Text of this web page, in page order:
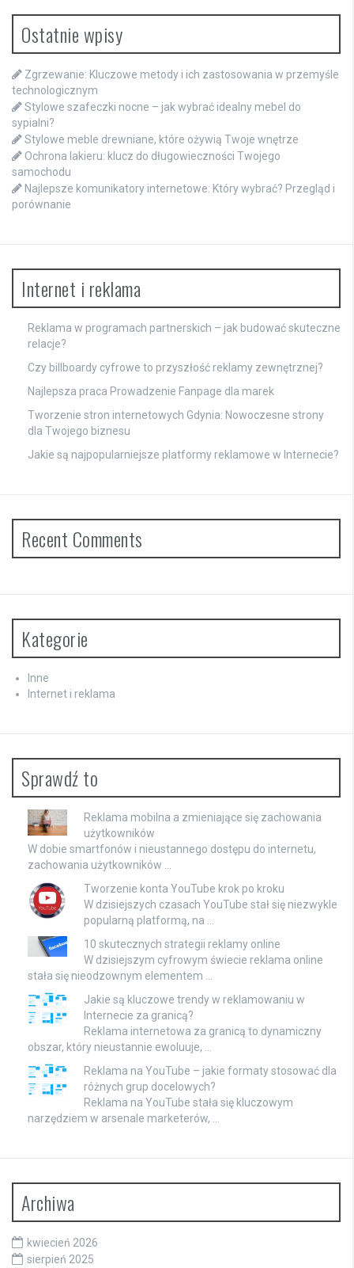
Ostatnie wpisy
Zgrzewanie: Kluczowe metody i ich zastosowania w przemyśle
technologicznym
Stylowe szafeczki nocne – jak wybrać idealny mebel do
sypialni?
Stylowe meble drewniane, które ożywią Twoje wnętrze
Ochrona lakieru: klucz do długowieczności Twojego
samochodu
Najlepsze komunikatory internetowe: Który wybrać? Przegląd i
porównanie
Internet i reklama
Reklama w programach partnerskich – jak budować skuteczne
relacje?
Czy billboardy cyfrowe to przyszłość reklamy zewnętrznej?
Najlepsza praca Prowadzenie Fanpage dla marek
Tworzenie stron internetowych Gdynia: Nowoczesne strony
dla Twojego biznesu
Jakie są najpopularniejsze platformy reklamowe w Internecie?
Recent Comments
Kategorie
Inne
Internet i reklama
Sprawdź to
Reklama mobilna a zmieniające się zachowania
użytkowników
W dobie smartfonów i nieustannego dostępu do internetu,
zachowania użytkowników …
Tworzenie konta YouTube krok po kroku
W dzisiejszych czasach YouTube stał się niezwykle
popularną platformą, na …
10 skutecznych strategii reklamy online
W dzisiejszym cyfrowym świecie reklama online
stała się nieodzownym elementem …
Jakie są kluczowe trendy w reklamowaniu w
Internecie za granicą?
Reklama internetowa za granicą to dynamiczny
obszar, który nieustannie ewoluuje, …
Reklama na YouTube – jakie formaty stosować dla
różnych grup docelowych?
Reklama na YouTube stała się kluczowym
narzędziem w arsenale marketerów, …
Archiwa
kwiecień 2026
sierpień 2025